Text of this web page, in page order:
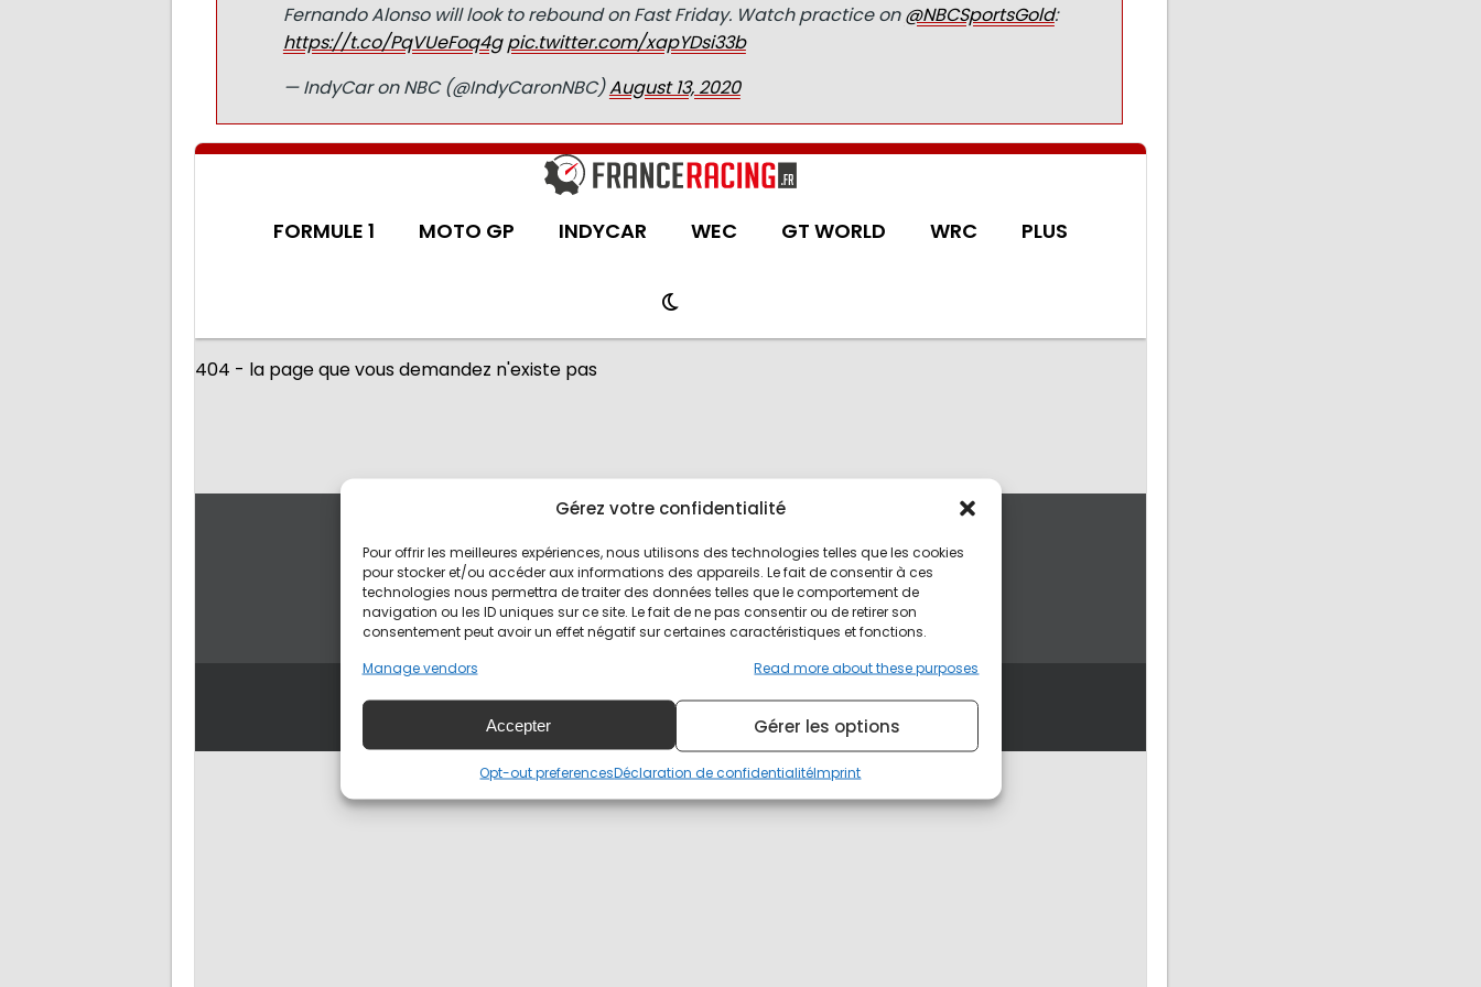
Fernando Alonso will look to rebound on Fast Friday. Watch practice on@NBCSportsGold:
https://t.co/PqVUeFoq4g pic.twitter.com/xapYDsi33b
— IndyCar on NBC (@IndyCaronNBC)August 13, 2020